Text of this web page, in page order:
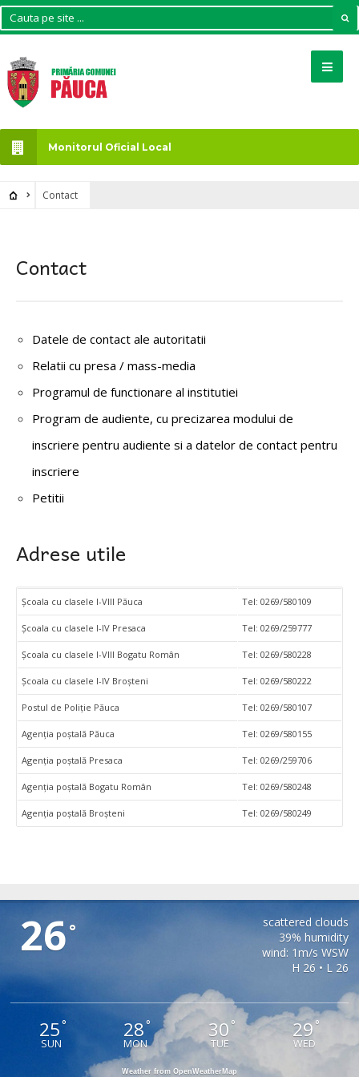
Monitorul Oficial Local
Contact
Contact
Datele de contact ale autoritatii
Relatii cu presa / mass-media
Programul de functionare al institutiei
Program de audiente, cu precizarea modului de
inscriere pentru audiente si a datelor de contact pentru
inscriere
Petitii
Adrese utile
Şcoala cu clasele I-VIII Păuca Tel: 0269/580109
Şcoala cu clasele I-IV Presaca Tel: 0269/259777
Şcoala cu clasele I-VIII Bogatu Român Tel: 0269/580228
Şcoala cu clasele I-IV Broşteni Tel: 0269/580222
Postul de Poliţie Păuca Tel: 0269/580107
Agenţia poştală Păuca Tel: 0269/580155
Agenţia poştală Presaca Tel: 0269/259706
Agenţia poştală Bogatu Român Tel: 0269/580248
Agenţia poştală Broşteni Tel: 0269/580249
26°
scattered clouds
39% humidity
wind: 1m/s WSW
H 26 • L 26
25°
SUN
28°
MON
30 °
TUE
29°
WED
Weather from OpenWeatherMap